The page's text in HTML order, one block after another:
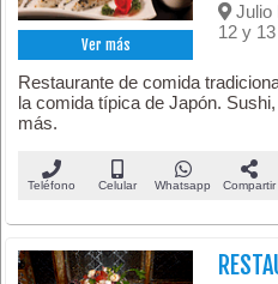
Ver más
Julio
12 y
Restaurante de comida
la comida típica de Japón.
más.
Teléfono Celular Whatsapp Compartir